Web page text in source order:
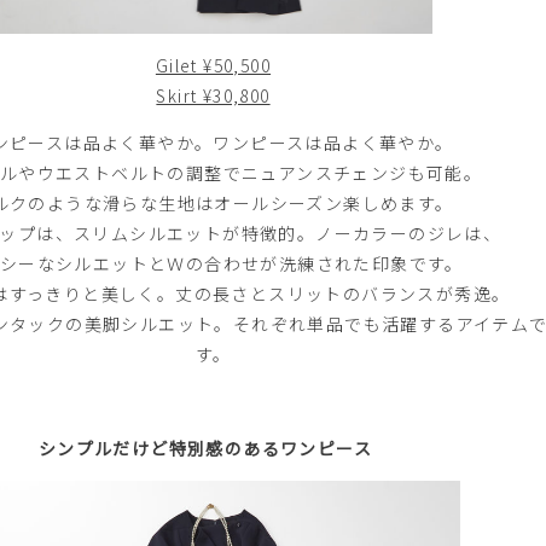
Gilet ¥50,500
Skirt ¥30,800
ピースは品よく華やか。ワンピースは品よく華やか。
やウエストベルトの調整でニュアンスチェンジも可能。
クのような滑らな生地はオールシーズン楽しめます。
プは、スリムシルエットが特徴的。ノーカラーのジレは、
ーなシルエットとＷの合わせが洗練された印象です。
すっきりと美しく。丈の長さとスリットのバランスが秀逸。
タックの美脚シルエット。それぞれ単品でも活躍するアイテムで
す。
シンプルだけど特別感のあるワンピース